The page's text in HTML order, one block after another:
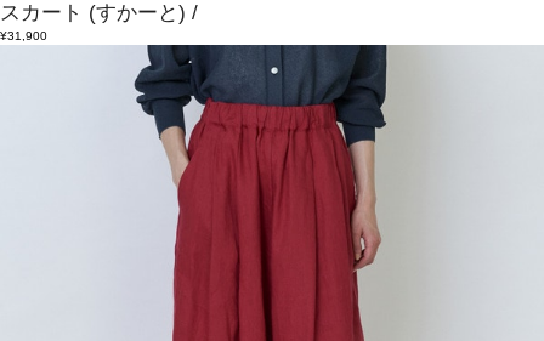
スカート (すかーと) /
¥31,900